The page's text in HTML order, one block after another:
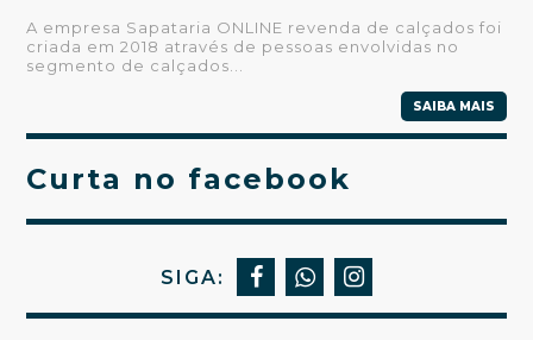
A empresa Sapataria ONLINE revenda de calçados foi
criada em 2018 através de pessoas envolvidas no
segmento de calçados...
SAIBA MAIS
Curta no facebook
SIGA: